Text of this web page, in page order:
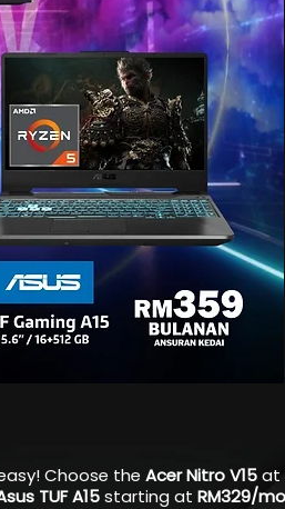
Choose the Acer Nitro V15at
TUF A15starting at RM329/